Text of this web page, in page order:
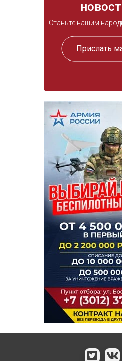
Станьте нашим
Прислать